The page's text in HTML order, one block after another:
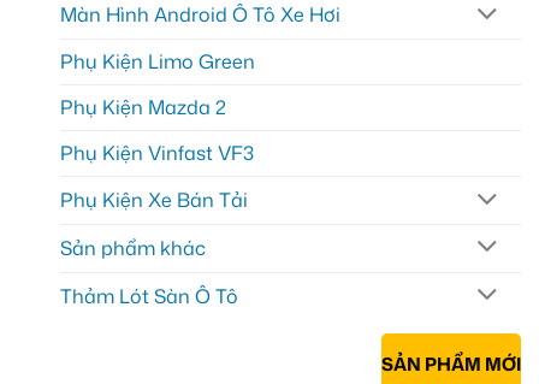
Màn Hình Android Ô Tô Xe Hơi
Phụ Kiện Limo Green
Phụ Kiện Mazda 2
Phụ Kiện Vinfast VF3
Phụ Kiện Xe Bán Tải
Sản phẩm khác
Thảm Lót Sàn Ô Tô
SẢN PHẨM MỚI